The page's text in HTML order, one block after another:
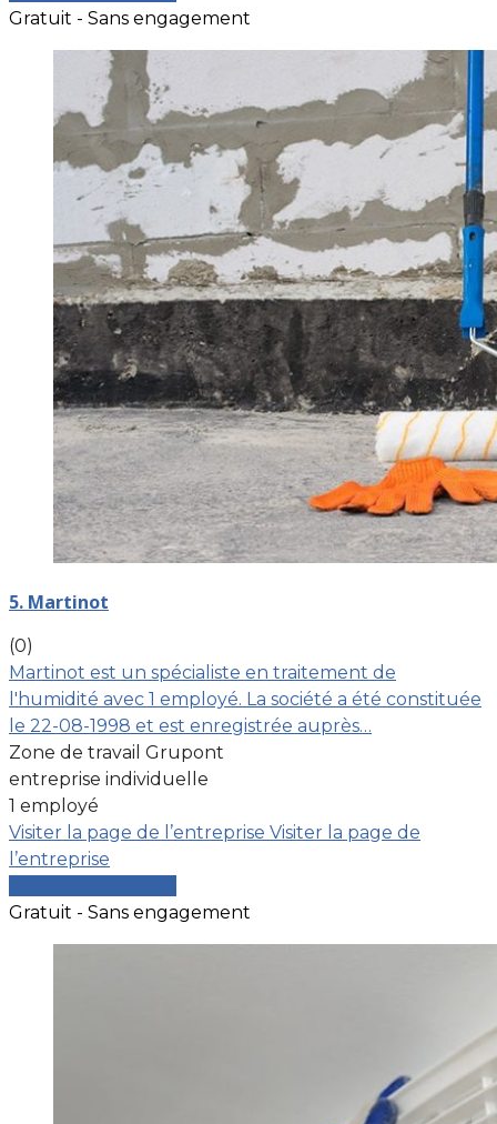
Gratuit - Sans engagement
5. Martinot
(0)
Martinot est un spécialiste en traitement de
l'humidité avec 1 employé. La société a été constituée
le 22-08-1998 et est enregistrée auprès…
Zone de travail Grupont
entreprise individuelle
1 employé
Visiter la page de l’entreprise Visiter la page de
l’entreprise
Gratuit - Sans engagement